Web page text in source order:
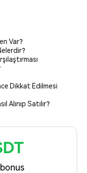
Var?
Dikkat Edilmesi
Alınıp Satılır?